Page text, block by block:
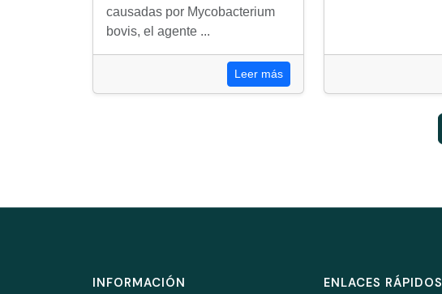
causadas por Mycobacterium
bovis, el agente ...
Leer más
INFORMACIÓN ENLACES RÁPIDOS